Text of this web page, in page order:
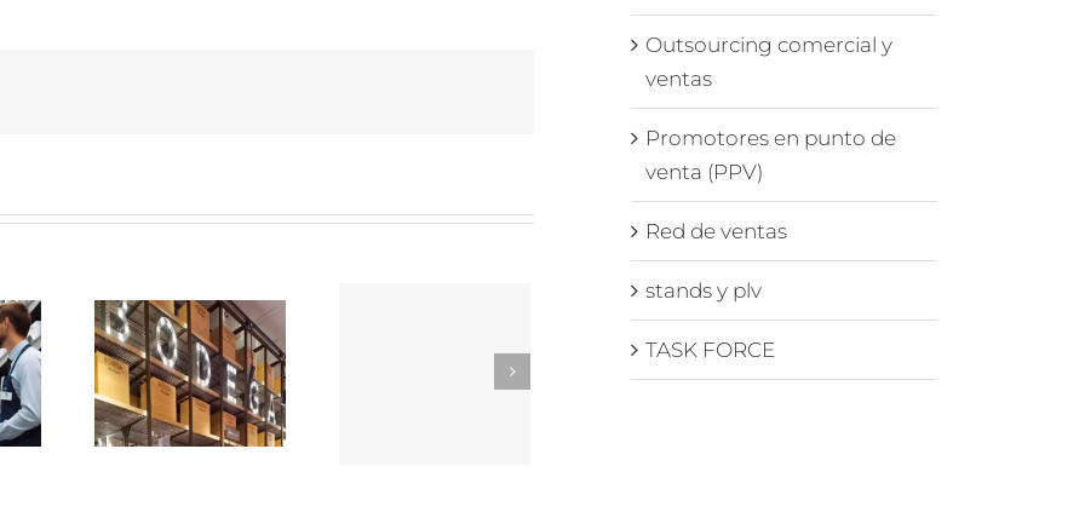
Trabaja
con
nosotros
como
herramienta
Outsourcing comercial y
ventas
Promotores en punto de
venta (PPV)
Red de ventas
stands y plv
TASK FORCE